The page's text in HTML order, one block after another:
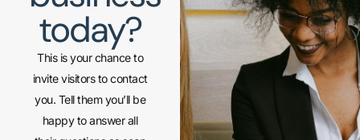
today?
This is your chance to
invite visitors to contact
you. Tell them you’ll be
happy to answer all